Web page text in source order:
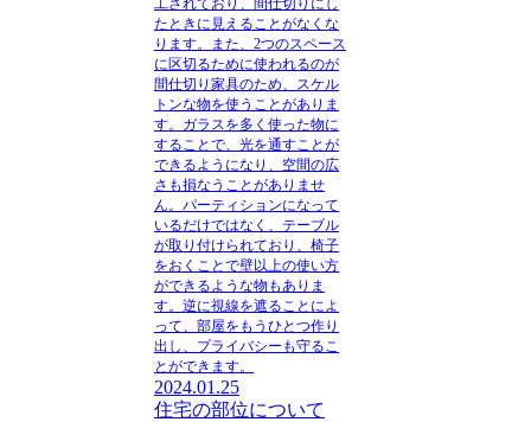
工されており、間仕切りにし
たときに見えることがなくな
ります。また、2つのスペース
に区切るために使われるのが
間仕切り家具のため、スケル
トンな物を使うことがありま
す。ガラスを多く使った物に
することで、光を通すことが
できるようになり、空間の広
さも損なうことがありませ
ん。パーティションになって
いるだけではなく、テーブル
が取り付けられており、椅子
をおくことで壁以上の使い方
ができるような物もありま
す。逆に視線を遮ることによ
って、部屋をもうひとつ作り
出し、プライバシーも守るこ
とができます。
2024.01.25
住宅の部位について